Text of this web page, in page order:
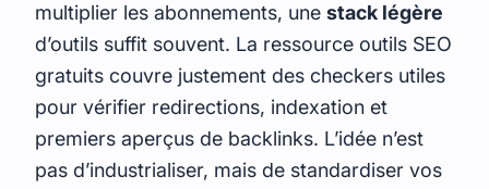
multiplier les abonnements, une stack légère
d’outils suffit souvent. La ressource outils SEO
gratuits couvre justement des checkers utiles
pour vérifier redirections, indexation et
premiers aperçus de backlinks. L’idée n’est
pas d’industrialiser, mais de standardiser vos